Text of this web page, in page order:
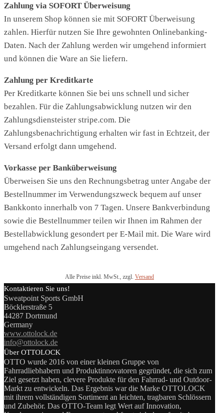
Zahlung via SOFORT Überweisung
In unserem Shop können sie mit SOFORT Überweisung
zahlen. Hierfür nutzen Sie Ihre gewohnten Onlinebanking-
Daten. Nach der Zahlung werden wir umgehend informiert
und können die Ware an Sie liefern.
Zahlung per Kreditkarte
Per Kreditkarte können Sie bei uns schnell und sicher
bezahlen. Für die Zahlungsabwicklung nutzen wir den
Zahlungsdiensteister stripe.com. Die
Zahlungsbenachrichtigung erhalten wir fast in Echtzeit, der
Versand erfolgt dann umgehend.
Vorkasse per Banküberweisung
Überweisen Sie uns den Rechnungsbetrag unter Angabe der
Bestellnummer im Verwendungszweck bequem auf unser
Bankkonto innerhalb von 7 Tagen. Unsere Bankverbindung
sowie die Bestellnummer teilen wir Ihnen im Rahmen der
Bestellabwicklung gesondert per E-Mail mit. Die Ware wird
umgehend nach Zahlungseingang versendet.
Alle Preise inkl. MwSt., zzgl. Versand
Kontaktieren Sie uns!
Sweatpoint Sports GmbH
Böcklerstraße 5
44287 Dortmund
Germany
www.ottolock.de
info@ottolock.de
Über OTTOLOCK
OTTO wurde 2016 von einer kleinen Gruppe von
Fahrradliebhabern und Produktinnovatoren gegründet, die sich zum
Ziel gesetzt haben, clevere Produkte für den Fahrrad- und Outdoor-
Markt zu entwickeln. Das Ergebnis war die Marke OTTOLOCK
mit ihrem vollständigen Sortiment an leichten, tragbaren Schlössern
und Zubehör. Das OTTO-Team legt Wert auf Innovation,